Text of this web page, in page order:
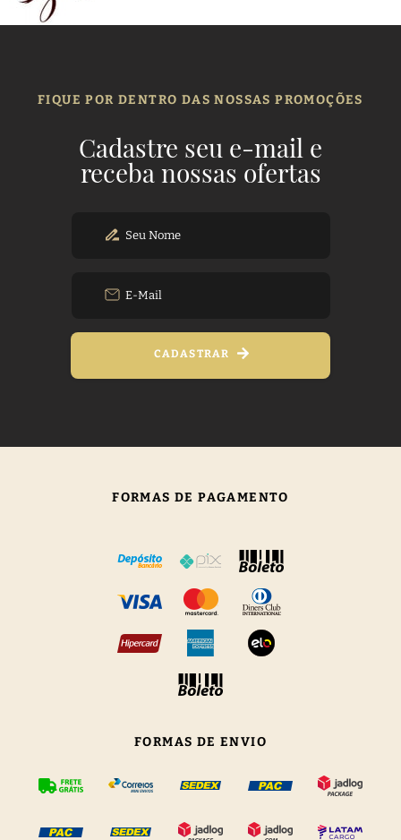
FIQUE POR DENTRO DAS NOSSAS PROMOÇÕES
Cadastre seu e-mail e
receba nossas ofertas
CADASTRAR
FORMAS DE PAGAMENTO
FORMAS DE ENVIO